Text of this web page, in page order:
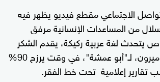
الاجتماعي مقطع فيديو يظهر فيه
من المساعدات الإنسانية مرفق
يتحدث لغة عربية ركيكة، يقدم الشكر
نيابة عن فقراء الكاميرون، لـ"أبو عمشة"، في وقت يرزح 90%
تقارير إعلامية تحت خط الفقر.